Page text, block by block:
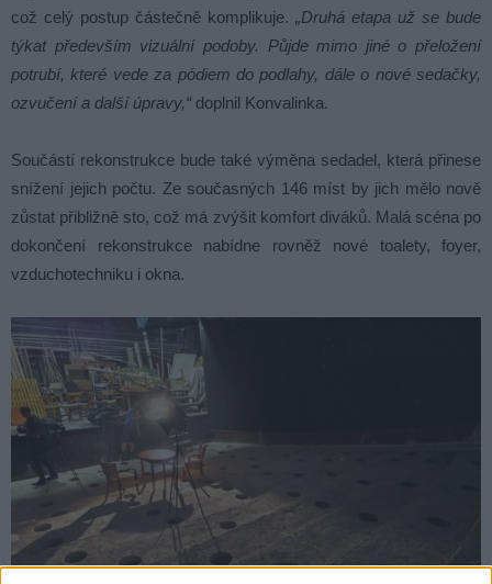
což celý postup částečně komplikuje. „Druhá etapa už se bude
týkat především vizuální podoby. Půjde mimo jiné o přeložení
potrubí, které vede za pódiem do podlahy, dále o nové sedačky,
ozvučení a další úpravy,“ doplnil Konvalinka.
Součástí rekonstrukce bude také výměna sedadel, která přinese
snížení jejich počtu. Ze současných 146 míst by jich mělo nově
zůstat přibližně sto, což má zvýšit komfort diváků. Malá scéna po
dokončení rekonstrukce nabídne rovněž nové toalety, foyer,
vzduchotechniku i okna.